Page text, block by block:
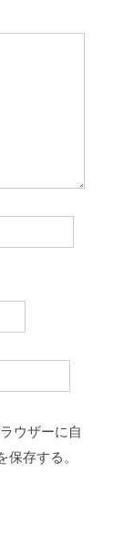
ウザーに自
存する。